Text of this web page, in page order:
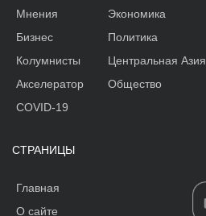
Мнения
Бизнес
Колумнисты
Акселератор
Экономика
Политика
Центральная Азия
Общество
COVID-19
СТРАНИЦЫ
Главная
О сайте